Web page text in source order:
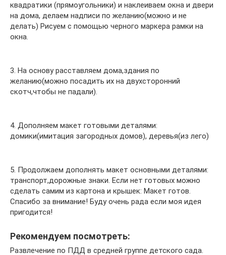
квадратики (прямоугольники) и наклеиваем окна и двери
на дома, делаем надписи по желанию(можно и не
делать) Рисуем с помощью черного маркера рамки на
окна.
3. На основу расставляем дома,здания по
желанию(можно посадить их на двухсторонний
скотч,чтобы не падали).
4. Дополняем макет готовыми деталями:
домики(имитация загородных домов), деревья(из лего)
5. Продолжаем дополнять макет основными деталями:
транспорт,дорожные знаки. Если нет готовых можно
сделать самим из картона и крышек: Макет готов.
Спасибо за внимание! Буду очень рада если моя идея
пригодится!
Рекомендуем посмотреть:
Развлечение по ПДД в средней группе детского сада.